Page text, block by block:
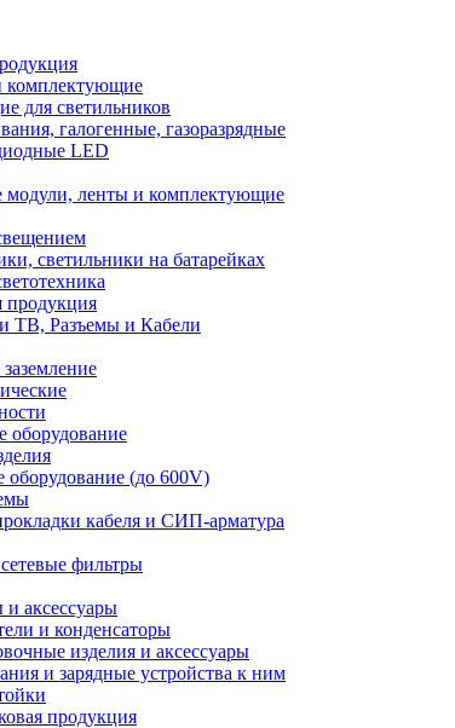
комплектующие
для светильников
галогенные, газоразрядные
LED
модули, ленты и комплектующие
светильники на батарейках
продукция
ТВ, Разъемы и Кабели
оборудование
оборудование (до 600V)
кабеля и СИП-арматура
фильтры
аксессуары
и конденсаторы
изделия и аксессуары
и зарядные устройства к ним
продукция